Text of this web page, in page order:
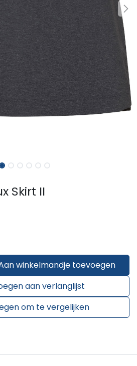
Skirt II
winkelmandje toevoegen
om te vergelijken
aan verlanglijst